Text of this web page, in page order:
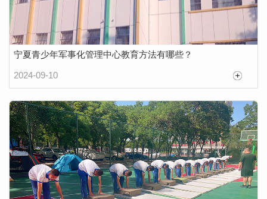
宁夏青少年军事化管理中心教育方法有哪些？
2024-09-10